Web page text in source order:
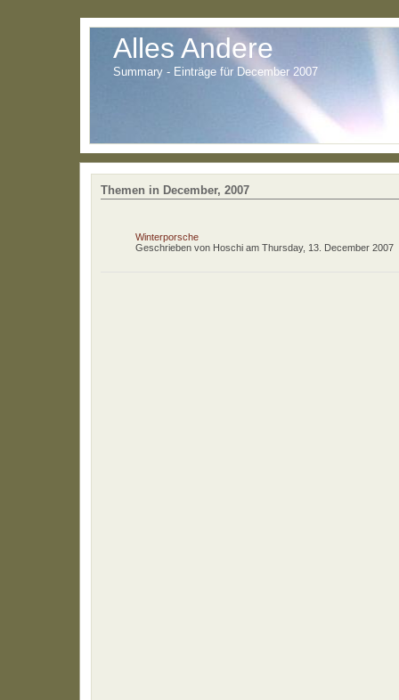
Alles Andere
Summary - Einträge für December 2007
Themen in December, 2007
Winterporsche
Geschrieben von Hoschi am Thursday, 13. December 2007